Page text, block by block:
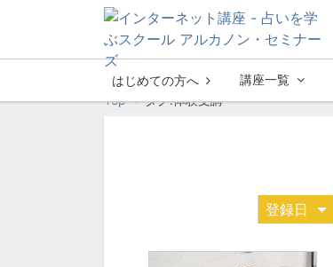
はじめての方へ 講座一覧
Top
タグ:体験受講
登録日